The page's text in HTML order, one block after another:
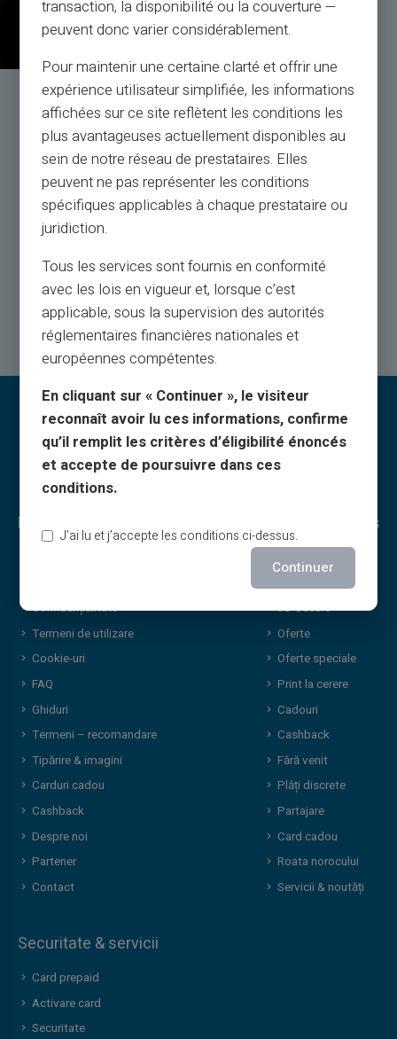
Service și asistență de
la oameni reali, nu de roboți
Serviciul Clienți în limba engleză la dispoziția
dumneavoastră prin bilet 24/24, prin
telefon de luni până sâmbătă de la 9h la 18h30
Contactează-ne
Legal & termeni
Confidențialitate
Termeni de utilizare
Cookie-uri
FAQ
Ghiduri
Termeni – recomandare
Tipărire & imagini
Carduri cadou
Cashback
Despre noi
Partener
Contact
Avantaje Veritas
3D Secure
Oferte
Oferte speciale
Print la cerere
Cadouri
Cashback
Fără venit
Plăți discrete
Partajare
Card cadou
Roata norocului
Servicii & noutăți
Securitate & servicii
Card prepaid
Activare card
Securitate
transaction, la disponibilité ou la couverture —
peuvent donc varier considérablement.
Pour maintenir une certaine clarté et offrir une
expérience utilisateur simplifiée, les informations
affichées sur ce site reflètent les conditions les
plus avantageuses actuellement disponibles au
sein de notre réseau de prestataires. Elles
peuvent ne pas représenter les conditions
spécifiques applicables à chaque prestataire ou
juridiction.
Tous les services sont fournis en conformité
avec les lois en vigueur et, lorsque c’est
applicable, sous la supervision des autorités
réglementaires financières nationales et
européennes compétentes.
En cliquant sur « Continuer », le visiteur
reconnaît avoir lu ces informations, confirme
qu’il remplit les critères d’éligibilité énoncés
et accepte de poursuivre dans ces
conditions.
J’ai lu et j’accepte les conditions ci-dessus.
Continuer